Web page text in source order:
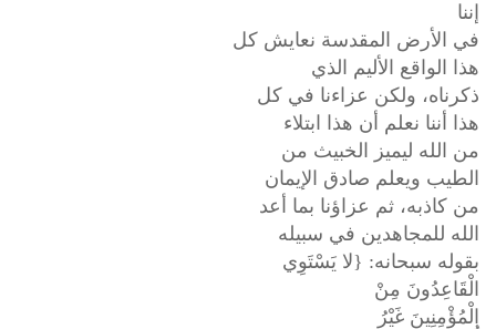
إننا
في الأرض المقدسة نعايش كل
هذا الواقع الأليم الذي
ذكرناه، ولكن عزاءنا في كل
هذا أننا نعلم أن هذا ابتلاء
من الله ليميز الخبيث من
الطيب ويعلم صادق الإيمان
من كاذبه، ثم عزاؤنا بما أعد
الله للمجاهدين في سبيله
بقوله سبحانه: {لا يَسْتَوِي
الْقَاعِدُونَ مِنْ
الْمُؤْمِنِينَ غَيْرُ